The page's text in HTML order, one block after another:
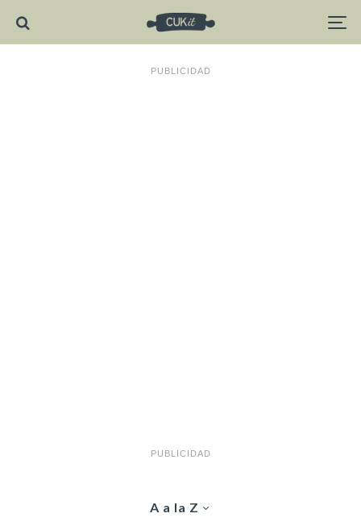
PUBLICIDAD
PUBLICIDAD
A a la Z